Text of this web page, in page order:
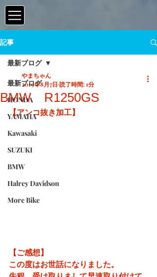
記事
最新ブログ
HONDA
YAMAHA
Kawasaki
SUZUKI
BMW
Halrey Davidson
More Bike
最新ブログ
BMW R1250GS
やまちゃん
2019年8月7日 読了時間: 1分
【アンコ抜き加工】
【ご感想】
この度はお世話になりました。